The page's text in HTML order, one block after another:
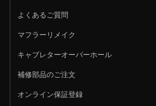
よくあるご質問
マフラーリメイク
キャブレターオーバーホール
補修部品のご注文
オンライン保証登録